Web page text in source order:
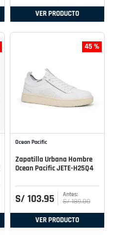
VER PRODUCTO
45 %
Ocean Pacific
Zapatilla Urbana Hombre
Ocean Pacific JETE-H25Q4
S/ 103.95 S/ 189.00
VER PRODUCTO